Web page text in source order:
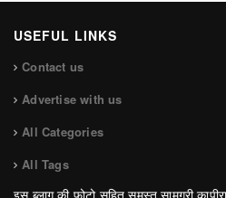
USEFUL LINKS
Contact us
Advertise with us
All Categories
All Tags